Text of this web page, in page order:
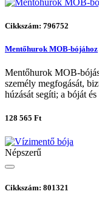
Cikkszám: 796752
Mentőhurok MOB-bójához
Mentőhurok MOB-
személy megfogását,
húzását segíti; a bóját
128 565 Ft
Népszerű
Cikkszám: 801321